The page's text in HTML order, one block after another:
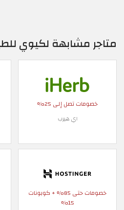
متاجر مشابهة لكيوي
خصومات تصل إلى 25%
اي هيرب
خصومات حتى 85% + كوبونات
15%